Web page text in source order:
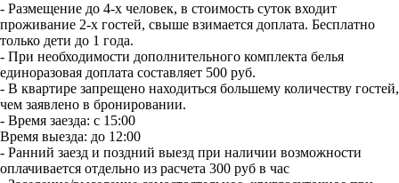
- Размещение до 4-х человек, в стоимость суток входит
проживание 2-х гостей, свыше взимается доплата. Бесплатно
только дети до 1 года.
- При необходимости дополнительного комплекта белья
единоразовая доплата составляет 500 руб.
- В квартире запрещено находиться большему количеству гостей,
чем заявлено в бронировании.
- Время заезда: с 15:00
Время выезда: до 12:00
- Ранний заезд и поздний выезд при наличии возможности
оплачивается отдельно из расчета 300 руб в час